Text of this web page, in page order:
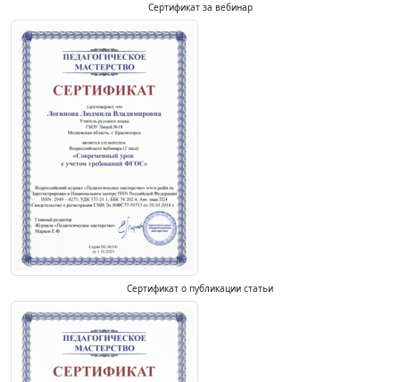
Сертификат за вебинар
Сертификат о публикации статьи